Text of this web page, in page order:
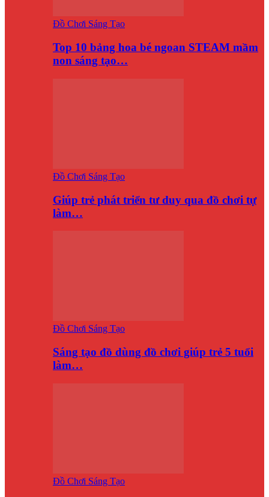
Đồ Chơi Sáng Tạo
Top 10 bảng hoa bé ngoan STEAM mầm
non sáng tạo…
Đồ Chơi Sáng Tạo
Giúp trẻ phát triển tư duy qua đồ chơi tự
làm…
Đồ Chơi Sáng Tạo
Sáng tạo đồ dùng đồ chơi giúp trẻ 5 tuổi
làm…
Đồ Chơi Sáng Tạo